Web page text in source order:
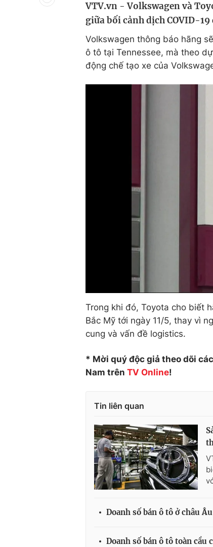
Chất lượng cuộc
VTV.vn - Volkswagen và
giữa bối cảnh dịch COVID-
Volkswagen thông báo hãng
ô tô tại Tennessee, mà theo
động chế tạo xe của
Trong khi đó, Toyota cho biết
Bắc Mỹ tới ngày 11/5, thay vì
cung và vấn đề logistics.
* Mời quý độc giả theo dõi
Nam trên TV Online!
Tin liên quan
Doanh số bán ô tô ở châu
Doanh số bán ô tô toàn cầu